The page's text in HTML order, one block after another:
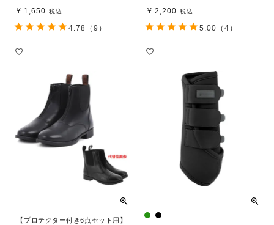
¥ 1,650 税込
4.78 （9）
¥ 2,200 税込
5.00 （4）
【プロテクター付き6点セット用】